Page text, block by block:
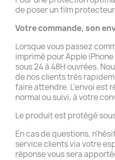
de poser un film
Votre commande, son
Lorsque vous passez
imprimé pour Apple
sous 24 à 48H ouvrées.
de nos clients très
faire attendre. L'envoi est
normal ou suivi, à votre
Le produit est protégé
En cas de questions,
service clients via votre
réponse vous sera